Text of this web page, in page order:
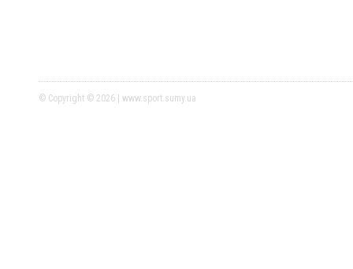
© Copyright © 2026 | www.sport.sumy.ua